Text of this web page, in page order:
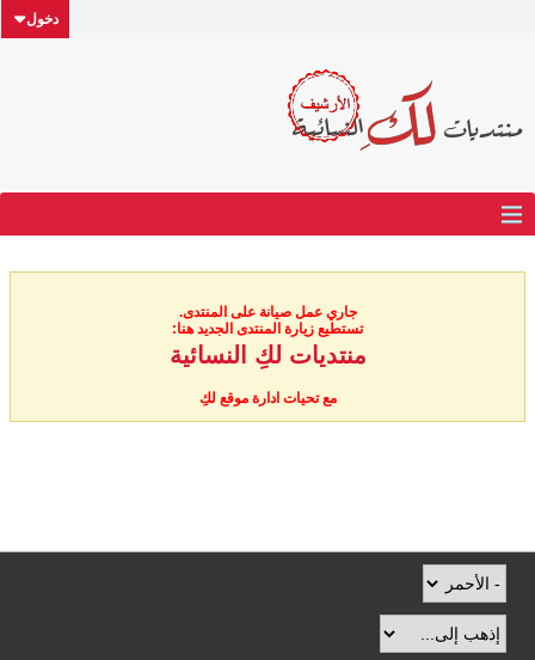
دخول
جاري عمل صيانة على المنتدى.
تستطيع زيارة المنتدى الجديد هنا:
منتديات لكِ النسائية
مع تحيات ادارة موقع لكِ